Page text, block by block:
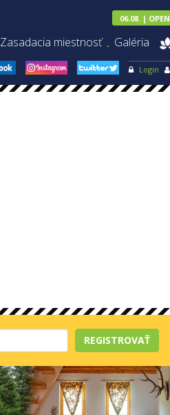
06.08. | OPEN
Zasadacia miestnosť . Galéria
Login
REGISTROVAŤ